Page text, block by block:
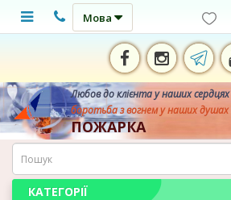
Мова
Любов до клієнта у наших сердцях
боротьба з вогнем у наших душах
ПОЖАРКА
КАТЕГОРІЇ